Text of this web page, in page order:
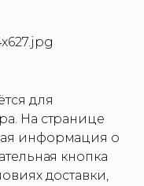
для
На странице
информация о
кнопка
доставки,